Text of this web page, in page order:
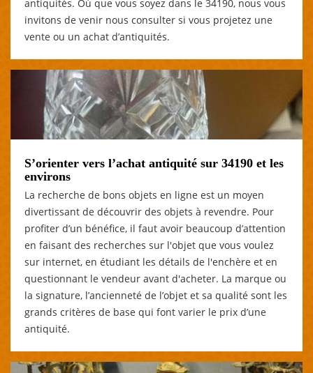
antiquités. Où que vous soyez dans le 34190, nous vous
invitons de venir nous consulter si vous projetez une
vente ou un achat d’antiquités.
S’orienter vers l’achat antiquité sur 34190 et les
environs
La recherche de bons objets en ligne est un moyen
divertissant de découvrir des objets à revendre. Pour
profiter d’un bénéfice, il faut avoir beaucoup d’attention
en faisant des recherches sur l'objet que vous voulez
sur internet, en étudiant les détails de l'enchère et en
questionnant le vendeur avant d'acheter. La marque ou
la signature, l’ancienneté de l’objet et sa qualité sont les
grands critères de base qui font varier le prix d’une
antiquité.